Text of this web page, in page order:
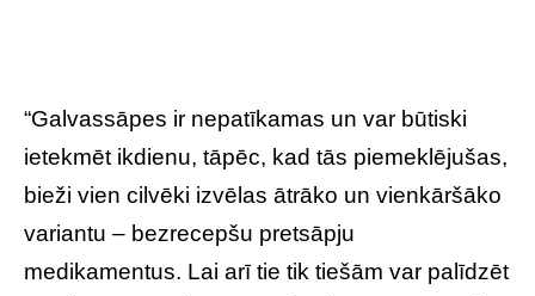
“Galvassāpes ir nepatīkamas un var būtiski
ietekmēt ikdienu, tāpēc, kad tās piemeklējušas,
bieži vien cilvēki izvēlas ātrāko un vienkāršāko
variantu – bezrecepšu pretsāpju
medikamentus. Lai arī tie tik tiešām var palīdzēt